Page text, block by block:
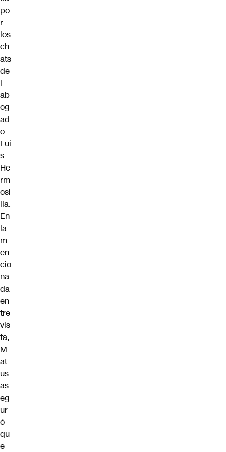
po
r
los
ch
ats
de
l
ab
og
ad
o
Lui
s
He
rm
osi
lla.
En
la
m
en
cio
na
da
en
tre
vis
ta,
M
at
us
as
eg
ur
ó
qu
e